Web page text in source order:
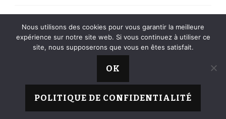
La Cuisine de Roro © Copyright 2013 - 2023 -
Yummy Recipe | Développé parBlossom
Themes.Propulsé parWordPress.
Nous utilisons des cookies pour vous garantir la meilleure
expérience sur notre site web. Si vous continuez à utiliser ce
site, nous supposerons que vous en êtes satisfait.
OK
POLITIQUE DE CONFIDENTIALITÉ